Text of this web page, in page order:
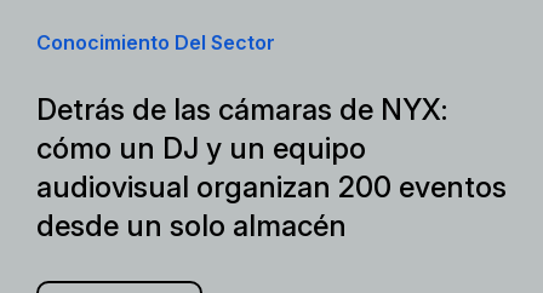
Conocimiento Del Sector
Detrás de las cámaras de NYX:
cómo un DJ y un equipo
audiovisual organizan 200 eventos
desde un solo almacén